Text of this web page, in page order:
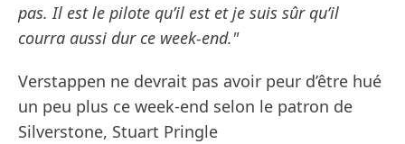
pas. Il est le pilote qu’il est et je suis sûr qu’il
courra aussi dur ce week-end."
Verstappen ne devrait pas avoir peur d’être hué
un peu plus ce week-end selon le patron de
Silverstone, Stuart Pringle